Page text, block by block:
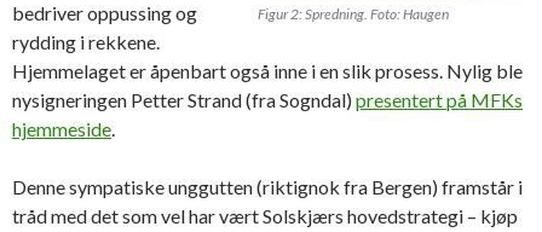
Figur 2: Spredning. Foto: Haugen
bedriver oppussing og
rydding i rekkene.
Hjemmelaget er åpenbart også inne i en slik prosess. Nylig ble
nysigneringen Petter Strand (fra Sogndal) presentert på MFKs
hjemmeside.
Denne sympatiske unggutten (riktignok fra Bergen) framstår i
tråd med det som vel har vært Solskjærs hovedstrategi – kjøp